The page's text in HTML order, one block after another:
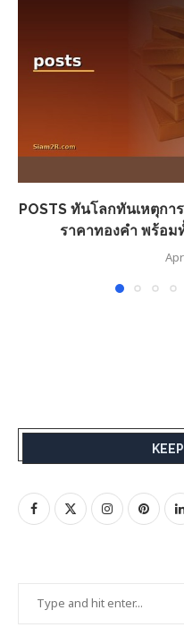
POSTS ทันโลกทันเหตุก
ราคาทองคำ พร้อม